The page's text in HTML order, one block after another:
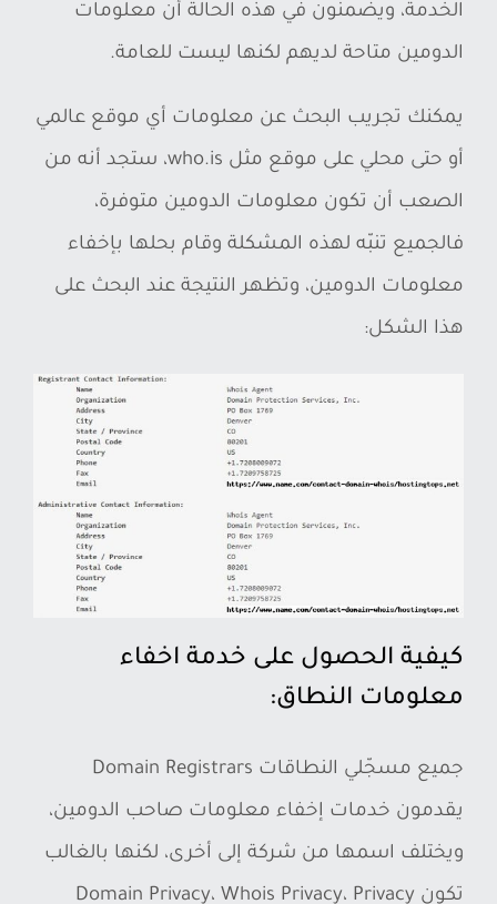
الخدمة، ويضمنون في هذه الحالة أن معلومات
الدومين متاحة لديهم لكنها ليست للعامة.
يمكنك تجريب البحث عن معلومات أي موقع عالمي
أو حتى محلي على موقع مثل who.is، ستجد أنه من
الصعب أن تكون معلومات الدومين متوفرة،
فالجميع تنبّه لهذه المشكلة وقام بحلها بإخفاء
معلومات الدومين، وتظهر النتيجة عند البحث على
هذا الشكل:
كيفية الحصول على خدمة اخفاء
معلومات النطاق:
جميع مسجّلي النطاقات Domain Registrars
يقدمون خدمات إخفاء معلومات صاحب الدومين،
ويختلف اسمها من شركة إلى أخرى، لكنها بالغالب
تكون Domain Privacy، Whois Privacy، Privacy